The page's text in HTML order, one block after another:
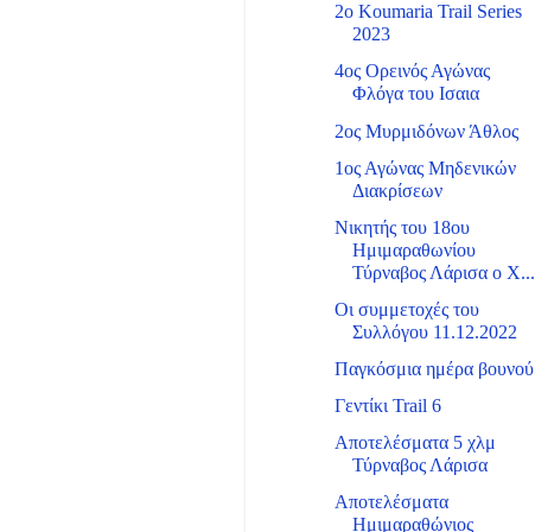
2ο Koumaria Trail Series
2023
4ος Ορεινός Αγώνας
Φλόγα του Ισαια
2ος Μυρμιδόνων Άθλος
1ος Αγώνας Μηδενικών
Διακρίσεων
Νικητής του 18ου
Ημιμαραθωνίου
Τύρναβος Λάρισα ο Χ...
Οι συμμετοχές του
Συλλόγου 11.12.2022
Παγκόσμια ημέρα βουνού
Γεντίκι Trail 6
Αποτελέσματα 5 χλμ
Τύρναβος Λάρισα
Αποτελέσματα
Ημιμαραθώνιος